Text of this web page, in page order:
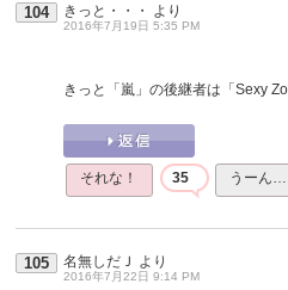
104 きっと・・・ より
2016年7月19日 5:35 PM
きっと「嵐」の後継者は「Sexy
それな！ 35 うーん…
105 名無しだＪ より
2016年7月22日 9:14 PM